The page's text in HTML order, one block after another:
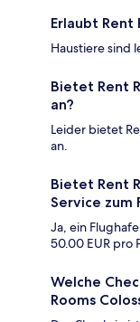
Erlaubt Rent
Haustiere sind
Bietet Rent
an?
Leider bietet
an.
Bietet Rent
Service zum
Ja, ein
50.00 EUR pro
Welche
Rooms